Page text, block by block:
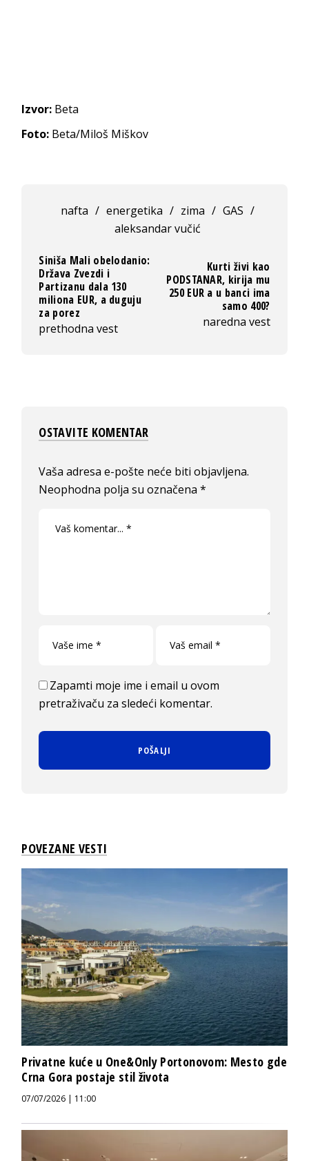
Izvor: Beta
Foto: Beta/Miloš Miškov
nafta / energetika / zima / GAS /
aleksandar vučić
Siniša Mali obelodanio:
Država Zvezdi i
Partizanu dala 130
miliona EUR, a duguju
za porez
prethodna vest
Kurti živi kao
PODSTANAR, kirija mu
250 EUR a u banci ima
samo 400?
naredna vest
OSTAVITE KOMENTAR
Vaša adresa e-pošte neće biti objavljena.
Neophodna polja su označena*
Zapamti moje ime i email u ovom
pretraživaču za sledeći komentar.
POVEZANE VESTI
Privatne kuće u One&Only Portonovom: Mesto gde
Crna Gora postaje stil života
07/07/2026 | 11:00